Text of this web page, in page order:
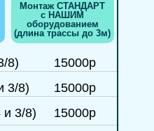
8)
3/8)
и 3/8)
15000р
15000р
15000р
Монтаж СТАНДАРТ
с НАШИМ
оборудованием
(длина трассы до 3м)